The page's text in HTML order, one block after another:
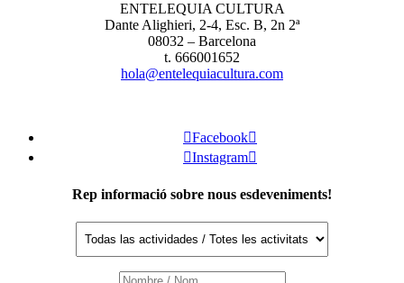
ENTELEQUIA CULTURA
Dante Alighieri, 2-4, Esc. B, 2n 2ª
08032 – Barcelona
t. 666001652
hola@entelequiacultura.com
Facebook
Instagram
Rep informació sobre nous esdeveniments!